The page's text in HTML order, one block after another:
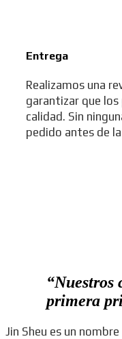
Entrega
Realizamos una
garantizar que
calidad. Sin
pedido antes de
“Nuestros
primera
Jin Sheu es un